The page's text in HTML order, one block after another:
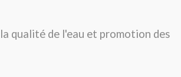
qualité de l'eau et promotion des